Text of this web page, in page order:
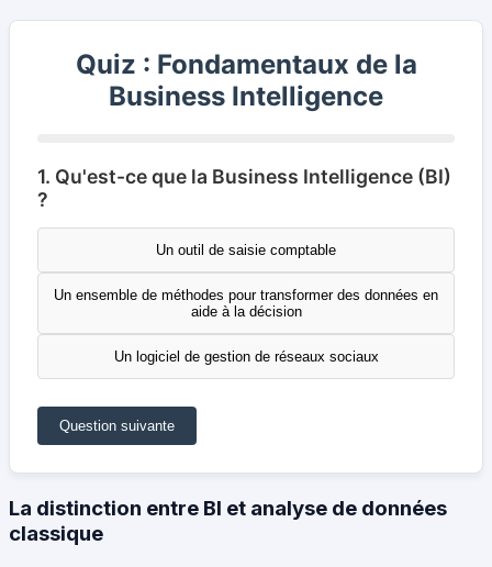
Quiz : Fondamentaux de la
Business Intelligence
1. Qu'est-ce que la Business Intelligence (BI)
?
Un outil de saisie comptable
Un ensemble de méthodes pour transformer des données en
aide à la décision
Un logiciel de gestion de réseaux sociaux
Question suivante
La distinction entre BI et analyse de données
classique